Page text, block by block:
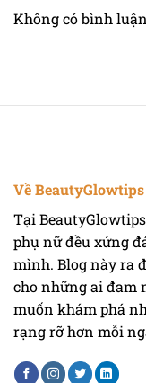
Không có bình
Về BeautyGlowtips
Tại
phụ nữ đều xứng
mình. Blog này ra
cho những ai đam
muốn khám phá
rạng rỡ hơn mỗi